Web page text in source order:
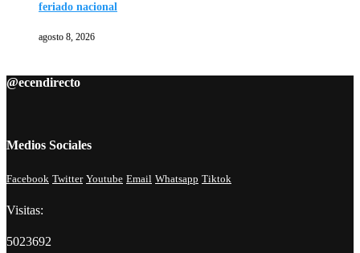
feriado nacional
agosto 8, 2026
@ecendirecto
Medios Sociales
Facebook Twitter Youtube Email Whatsapp Tiktok
Visitas:
5023692